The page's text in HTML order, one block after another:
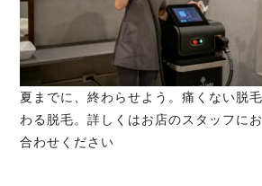
夏までに、終わらせよう。痛くない脱
わる脱毛。詳しくはお店のスタッフに
合わせください